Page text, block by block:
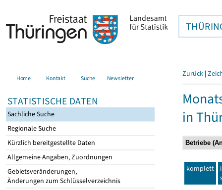
Home Kontakt Suche Newsletter
STATISTISCHE DATEN
Sachliche Suche
Regionale Suche
Kürzlich bereitgestellte Daten
Allgemeine Angaben, Zuordnungen
Gebietsveränderungen,
Änderungen zum Schlüsselverzeichnis
Zurück |
in
komplett